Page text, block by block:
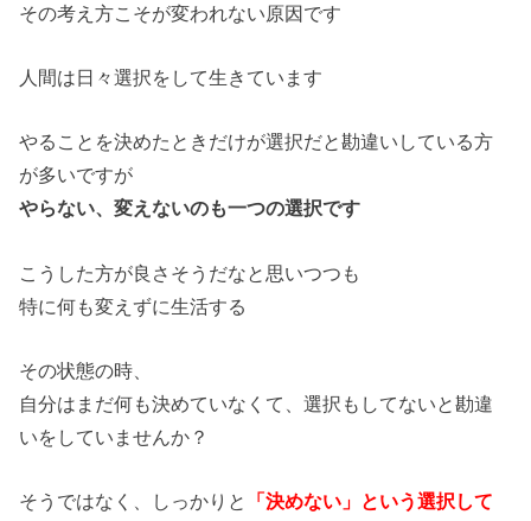
その考え方こそが変われない原因です
人間は日々選択をして生きています
やることを決めたときだけが選択だと勘違いしている方
が多いですが
やらない、変えないのも一つの選択です
こうした方が良さそうだなと思いつつも
特に何も変えずに生活する
その状態の時、
自分はまだ何も決めていなくて、選択もしてないと勘違
いをしてい ませんか？
そうではなく、しっかりと
「決めない」という選択して